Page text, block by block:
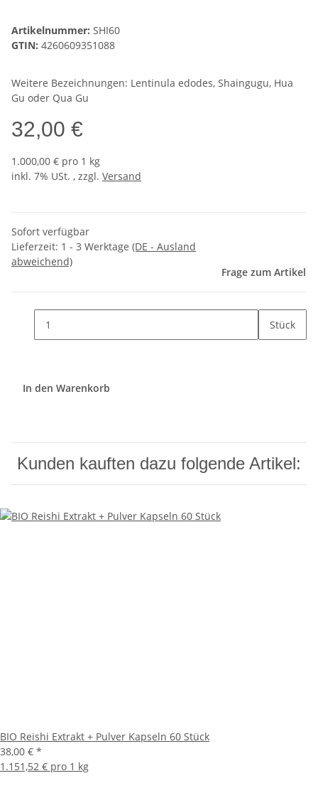
Artikelnummer: SHI60
GTIN: 4260609351088
Weitere Bezeichnungen: Lentinula edodes, Shaingugu, Hua
Gu oder Qua Gu
32,00 €
1.000,00 € pro 1 kg
inkl. 7% USt. , zzgl. Versand
Sofort verfügbar
Lieferzeit: 1 - 3 Werktage (DE - Ausland
abweichend)
Frage zum Artikel
Stück
In den Warenkorb
Kunden kauften dazu folgende Artikel:
BIO Reishi Extrakt + Pulver Kapseln 60 Stück
38,00 € *
1.151,52 € pro 1 kg